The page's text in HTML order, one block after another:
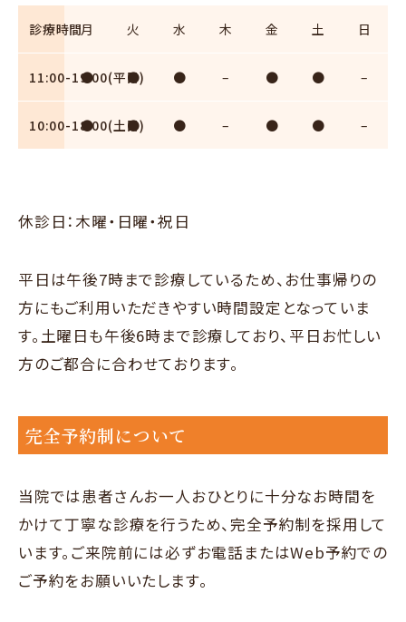
診療時間月 火 水 木 金 土 日
11:00-19:00(平日)
● ● ● – ● ● –
10:00-18:00(土日)
● ● ● – ● ● –
休診日：木曜・日曜・祝日
平日は午後7時まで診療しているため、お仕事帰りの
方にもご利用いただきやすい時間設定となっていま
す。土曜日も午後6時まで診療しており、平日お忙しい
方のご都合に合わせております。
完全予約制について
当院では患者さんお一人おひとりに十分なお時間を
かけて丁寧な診療を行うため、完全予約制を採用して
います。ご来院前には必ずお電話またはWeb予約での
ご予約をお願いいたします。